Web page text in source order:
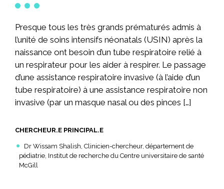
Presque tous les très grands prématurés admis à
l’unité de soins intensifs néonatals (USIN) après la
naissance ont besoin d’un tube respiratoire relié à
un respirateur pour les aider à respirer. Le passage
d’une assistance respiratoire invasive (à l’aide d’un
tube respiratoire) à une assistance respiratoire non
invasive (par un masque nasal ou des pinces […]
CHERCHEUR.E PRINCIPAL.E
Dr Wissam Shalish, Clinicien-chercheur, département de
pédiatrie, Institut de recherche du Centre universitaire de santé
McGill